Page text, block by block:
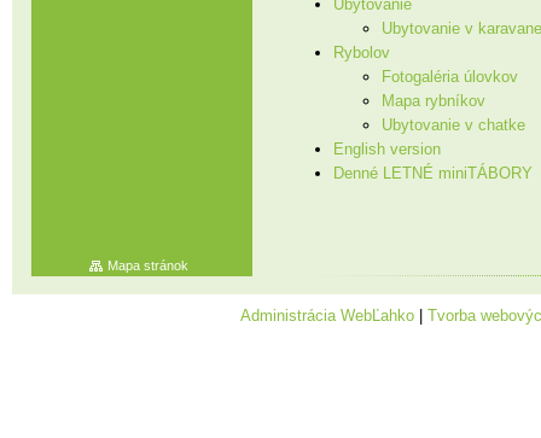
Ubytovanie
Ubytovanie v karavane
Rybolov
Fotogaléria úlovkov
Mapa rybníkov
Ubytovanie v chatke
English version
Denné LETNÉ miniTÁBORY
Mapa stránok
Administrácia WebĽahko| Tvorba